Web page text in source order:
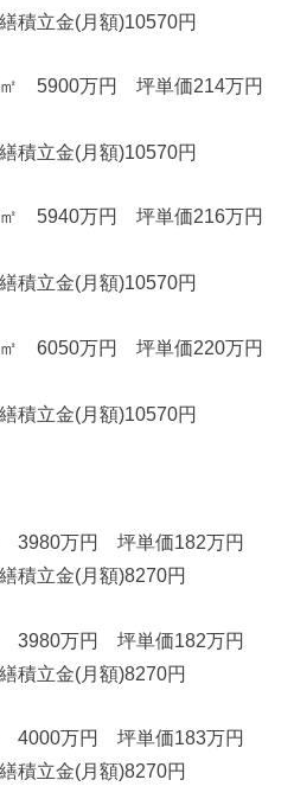
積立金(月額)10570円
5900万円 坪単価214万円
積立金(月額)10570円
5940万円 坪単価216万円
積立金(月額)10570円
6050万円 坪単価220万円
積立金(月額)10570円
万円 坪単価182万円
積立金(月額)8270円
万円 坪単価182万円
積立金(月額)8270円
万円 坪単価183万円
積立金(月額)8270円